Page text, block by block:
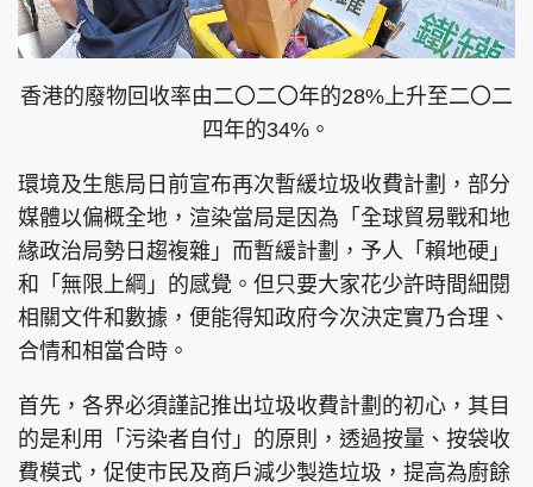
頭條日報 星島環球 The Standard
頭條搵工 EDUPLUS
聯絡我們
隱私政策聲明
版權及免責聲明
香港的廢物回收率由二〇二〇年的28%上升至二〇二
四年的34%。
環境及生態局日前宣布再次暫緩垃圾收費計劃，部分
媒體以偏概全地，渲染當局是因為「全球貿易戰和地
緣政治局勢日趨複雜」而暫緩計劃，予人「賴地硬」
和「無限上綱」的感覺。但只要大家花少許時間細閱
相關文件和數據，便能得知政府今次決定實乃合理、
合情和相當合時。
首先，各界必須謹記推出垃圾收費計劃的初心，其目
的是利用「污染者自付」的原則，透過按量、按袋收
費模式，促使市民及商戶減少製造垃圾，提高為廚餘